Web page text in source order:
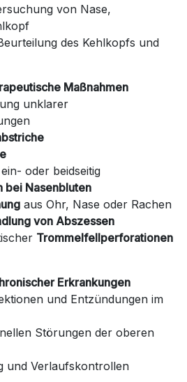
von Nase,
des Kehlkopfs und
Maßnahmen
unklarer
ein- oder beidseitig
bei Nasenbluten
aus Ohr, Nase oder Rachen
von Abszessen
Trommelfellperforationen
Erkrankungen
und Entzündungen im
Störungen der oberen
und Verlaufskontrollen